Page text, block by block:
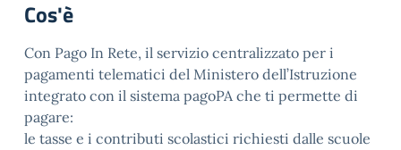
Cos'è
Con Pago In Rete, il servizio centralizzato per i
pagamenti telematici del Ministero dell’Istruzione
integrato con il sistema pagoPA che ti permette di
pagare:
le tasse e i contributi scolastici richiesti dalle scuole